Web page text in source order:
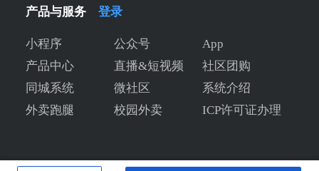
产品与服务 登录
小程序 公众号
App
产品中心
直播&短视频
社区团购
同城系统
微社区
系统介绍
外卖跑腿
校园外卖 ICP许可证办理